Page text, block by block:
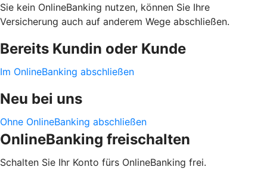
Sie kein OnlineBanking nutzen, können Sie Ihre
Versicherung auch auf anderem Wege abschließen.
Bereits Kundin oder Kunde
Im OnlineBanking abschließen
Neu bei uns
Ohne OnlineBanking abschließen
OnlineBanking freischalten
Schalten Sie Ihr Konto fürs OnlineBanking frei.